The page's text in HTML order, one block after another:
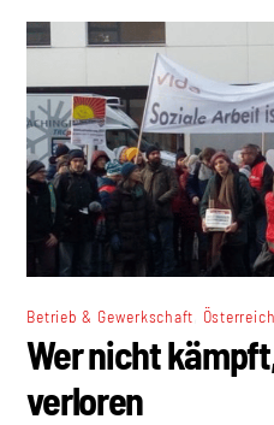
Betrieb & Gewerkschaft Österreich
Wer nicht
verloren